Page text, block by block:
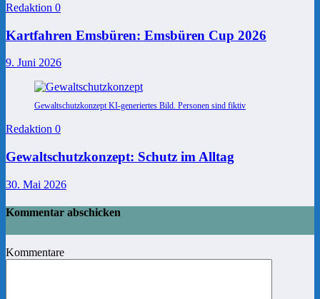
Redaktion 0
Kartfahren Emsbüren: Emsbüren Cup 2026
9. Juni 2026
Gewaltschutzkonzept KI-generiertes Bild. Personen sind fiktiv
Redaktion 0
Gewaltschutzkonzept: Schutz im Alltag
30. Mai 2026
Kommentar abschicken
Kommentare